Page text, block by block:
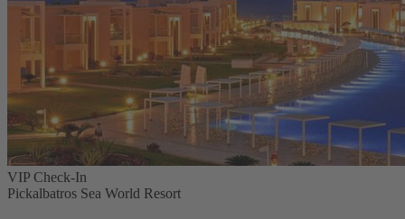
VIP Check-In
Pickalbatros Sea World Resort